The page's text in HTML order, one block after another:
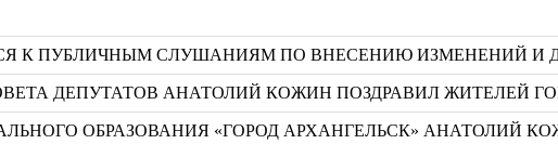
К ПУБЛИЧНЫМ СЛУШАНИЯМ ПО ВНЕСЕНИЮ ИЗМЕНЕНИЙ И
ДЕПУТАТОВ АНАТОЛИЙ КОЖИН ПОЗДРАВИЛ ЖИТЕЛЕЙ
ОБРАЗОВАНИЯ «ГОРОД АРХАНГЕЛЬСК» АНАТОЛИЙ